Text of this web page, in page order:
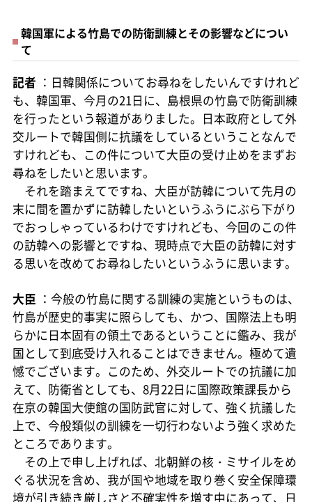
韓国軍による竹島での防衛訓練とその影響などについ
て
記者 ：日韓関係についてお尋ねをしたいんですけれど
も、韓国軍、今月の21日に、島根県の竹島で防衛訓練
を行ったという報道がありました。日本政府として外
交ルートで韓国側に抗議をしているということなんで
すけれども、この件について大臣の受け止めをまずお
尋ねをしたいと思います。
それを踏まえてですね、大臣が訪韓について先月の
末に間を置かずに訪韓したいというふうにぶら下がり
でおっしゃっているわけですけれども、今回のこの件
の訪韓への影響とですね、現時点で大臣の訪韓に対す
る思いを改めてお尋ねしたいというふうに思います。
大臣 ：今般の竹島に関する訓練の実施というものは、
竹島が歴史的事実に照らしても、かつ、国際法上も明
らかに日本固有の領土であるということに鑑み、我が
国として到底受け入れることはできません。極めて遺
憾でございます。このため、外交ルートでの抗議に加
えて、防衛省としても、8月22日に国際政策課長から
在京の韓国大使館の国防武官に対して、強く抗議した
上で、今般類似の訓練を一切行わないよう強く求めた
ところであります。
その上で申し上げれば、北朝鮮の核・ミサイルをめ
ぐる状況を含め、我が国や地域を取り巻く安全保障環
境が引き続き厳しさと不確実性を増す中にあって、日